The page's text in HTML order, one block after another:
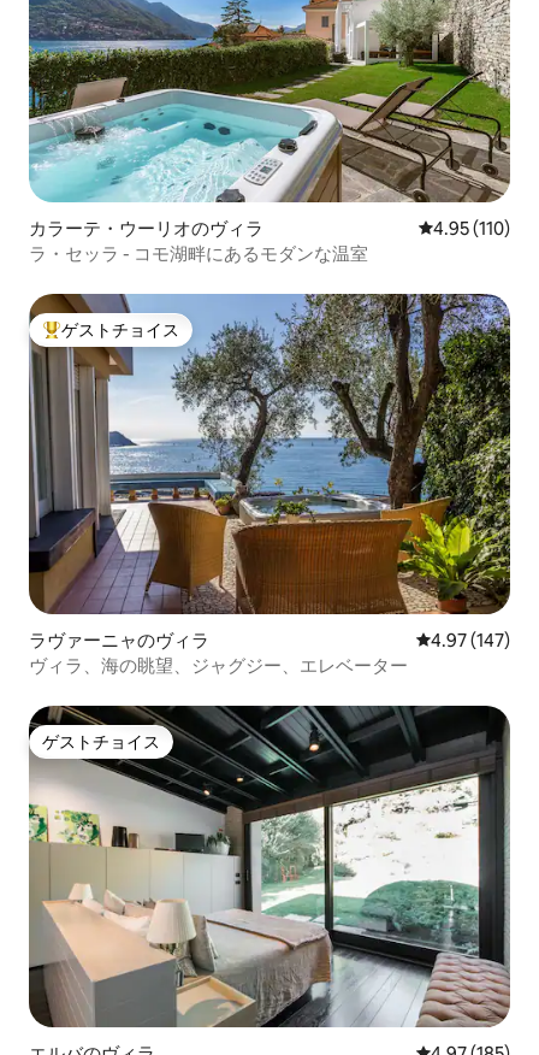
カラーテ・ウーリオのヴィラ レビュー110
4.95 (110)
ラ・セッラ - コモ湖畔にあるモダンな温室
大好評のゲストチョイスです。
ゲストチョイス
ラヴァーニャのヴィラ レビュー147
4.97 (147)
ヴィラ、海の眺望、ジャグジー、エレベーター
ゲストチョイス
ゲストチョイス